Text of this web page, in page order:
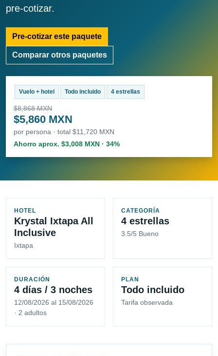
pre-cotizar.
Pre-cotizar este paquete
Comparar otros paquetes
Vuelo + hotel Todo incluido 4 estrellas
$8,868 MXN
$5,860 MXN
por persona · total $11,720 MXN
Ahorro aprox. $3,008 MXN · 34%
HOTEL
Krystal Ixtapa All
Inclusive
Ixtapa
CATEGORÍA
4 estrellas
3.5/5 Bueno
DURACIÓN
4 días / 3 noches
12/08/2026 al 15/08/2026
· 2 adultos
PLAN
Todo incluido
Tarifa observada